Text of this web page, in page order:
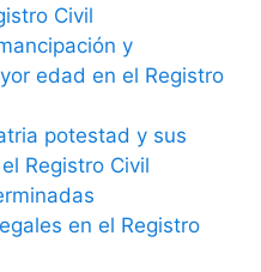
Civil
y
edad en el Registro
potestad y sus
Registro Civil
en el Registro